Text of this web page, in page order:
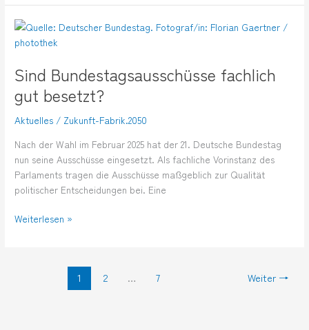
Sind Bundestagsausschüsse fachlich
gut besetzt?
Aktuelles / Zukunft-Fabrik.2050
Nach der Wahl im Februar 2025 hat der 21. Deutsche Bundestag
nun seine Ausschüsse eingesetzt. Als fachliche Vorinstanz des
Parlaments tragen die Ausschüsse maßgeblich zur Qualität
politischer Entscheidungen bei. Eine
Sind
Bundestagsausschüsse
gut
besetzt?
Weiterlesen »
1 2 … 7 Weiter →